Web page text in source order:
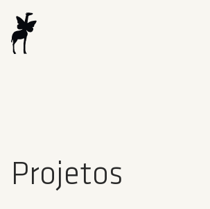
Projetos